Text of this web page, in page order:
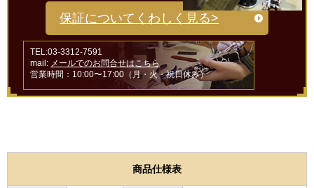
保証についてくわしく見る>
TEL:03-3312-7591
mail: メールでのお問合せはこちら
営業時間：10:00〜17:00（月・火・祝日休み）
商品仕様表